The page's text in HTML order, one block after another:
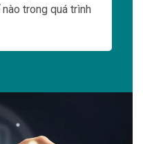
trong quá trình